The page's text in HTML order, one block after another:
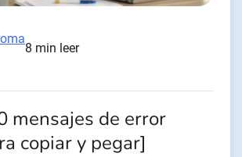
8 min leer
mensajes de error
copiar y pegar]